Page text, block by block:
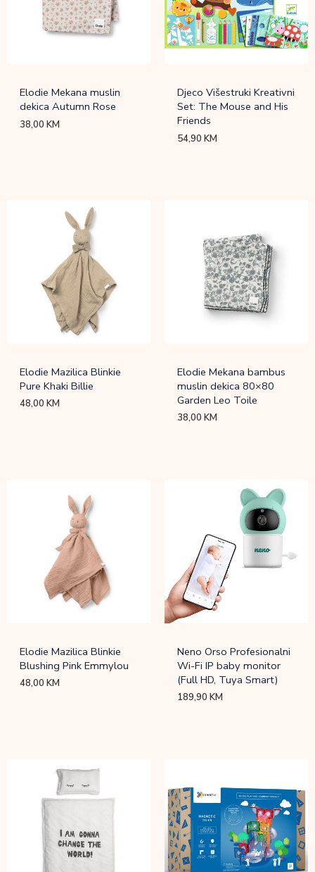
Elodie Mekana muslin
dekica Autumn Rose
38,00KM
Djeco Višestruki Kreativni
Set: The Mouse and His
Friends
54,90KM
Elodie Mazilica Blinkie
Pure Khaki Billie
48,00KM
Elodie Mekana bambus
muslin dekica 80×80
Garden Leo Toile
38,00KM
Elodie Mazilica Blinkie
Blushing Pink Emmylou
48,00KM
Neno Orso Profesionalni
Wi-Fi IP baby monitor
(Full HD, Tuya Smart)
189,90KM